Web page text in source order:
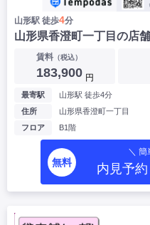
山形駅 徒歩4分
山形県香澄町一丁目の店
賃料（税込）
183,900 円
最寄駅
山形駅 徒歩4分
住所
山形県香澄町一丁目
フロア
B1階
無料
＼ 簡
内見予